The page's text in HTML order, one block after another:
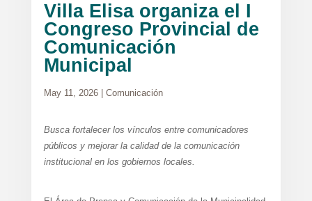
Villa Elisa organiza el I
Congreso Provincial de
Comunicación
Municipal
May 11, 2026| Comunicación
Busca fortalecer los vínculos entre comunicadores
públicos y mejorar la calidad de la comunicación
institucional en los gobiernos locales.